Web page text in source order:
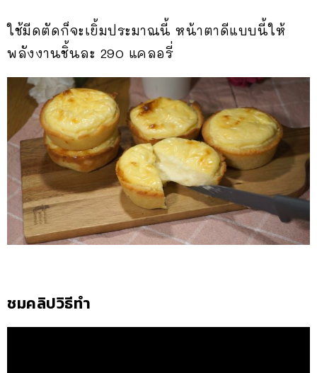
ใช้มีดตัดก็จะเยิ้มประมาณนี้ หน้าตาดีแบบนี้ให้
พลังงานชิ้นละ 290 แคลอรี่
ชมคลิปวิธีทำ